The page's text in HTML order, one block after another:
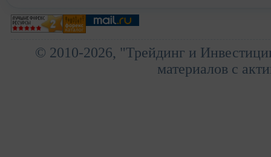
© 2010-2026, "Трейдинг и
материалов с